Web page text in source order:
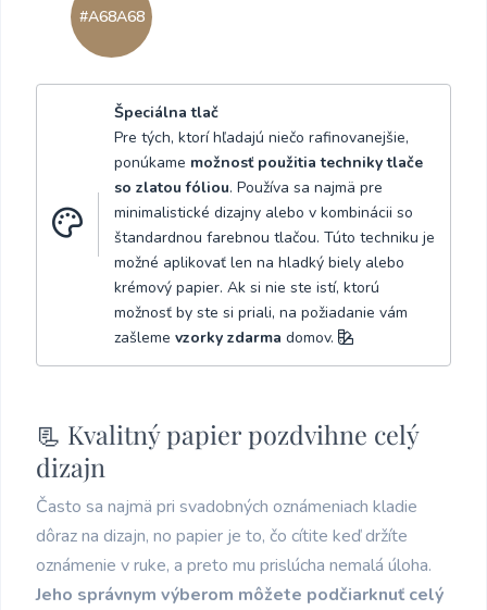
#A68A68
Špeciálna tlač
Pre tých, ktorí hľadajú niečo rafinovanejšie,
ponúkame možnosť použitia techniky tlače
so zlatou fóliou. Používa sa najmä pre
minimalistické dizajny alebo v kombinácii so
štandardnou farebnou tlačou. Túto techniku je
možné aplikovať len na hladký biely alebo
krémový papier. Ak si nie ste istí, ktorú
možnosť by ste si priali, na požiadanie vám
zašleme vzorky zdarma domov.
📃 Kvalitný papier pozdvihne celý
dizajn
Často sa najmä pri svadobných oznámeniach kladie
dôraz na dizajn, no papier je to, čo cítite keď držíte
oznámenie v ruke, a preto mu prislúcha nemalá úloha.
Jeho správnym výberom môžete podčiarknuť celý